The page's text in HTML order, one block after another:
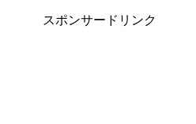
スポンサードリンク